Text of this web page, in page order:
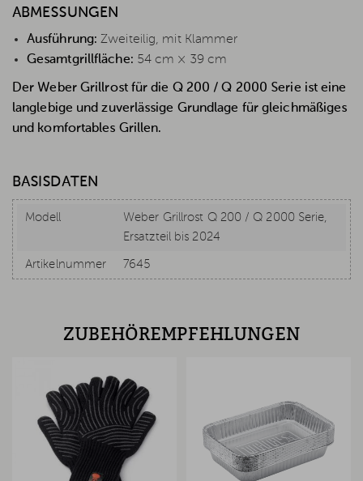
ABMESSUNGEN
Ausführung: Zweiteilig, mit Klammer
Gesamtgrillfläche: 54 cm × 39 cm
Der Weber Grillrost für die Q 200 / Q 2000 Serie ist eine
langlebige und zuverlässige Grundlage für gleichmäßiges
und komfortables Grillen.
BASISDATEN
Modell
Weber Grillrost Q 200 / Q 2000 Serie,
Ersatzteil bis 2024
Artikelnummer 7645
ZUBEHÖREMPFEHLUNGEN